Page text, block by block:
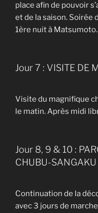
place afin de pouvoir
et de la saison. Soirée
1ère nuit à Matsumoto.
Jour 7 : VISITE DE
Visite du magnifique
le matin. Après midi
Jour 8, 9 & 10 :
CHUBU-SANGAKU
Continuation de la
avec 3 jours de